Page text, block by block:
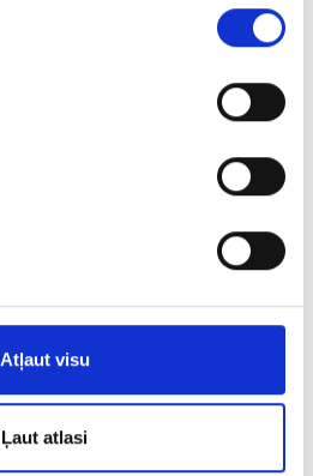
Atļaut visu
Ļaut atlasi